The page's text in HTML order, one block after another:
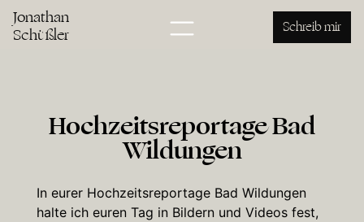
Jonathan
Schüßler Schreib mir
Hochzeitsreportage Bad
Wildungen
In eurer Hochzeitsreportage Bad Wildungen
halte ich euren Tag in Bildern und Videos fest,